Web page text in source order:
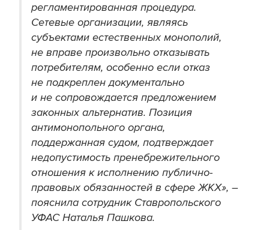
регламентированная процедура.
Сетевые организации, являясь
субъектами естественных монополий,
не вправе произвольно отказывать
потребителям, особенно если отказ
не подкреплен документально
и не сопровождается предложением
законных альтернатив. Позиция
антимонопольного органа,
поддержанная судом, подтверждает
недопустимость пренебрежительного
отношения к исполнению публично-
правовых обязанностей в сфере ЖКХ», –
пояснила сотрудник Ставропольского
УФАС Наталья Пашкова.